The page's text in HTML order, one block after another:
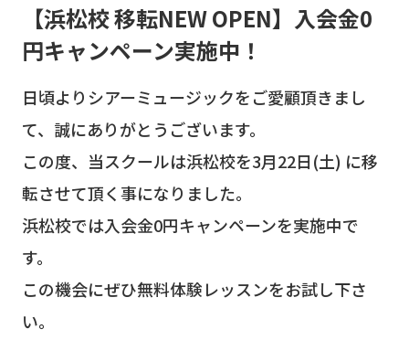
【浜松校 移転NEW OPEN】入会金0
円キャンペーン実施中！
日頃よりシアーミュージックをご愛顧頂きまし
て、誠にありがとうございます。
この度、当スクールは浜松校を3月22日(土) に移
転させて頂く事になりました。
浜松校では入会金0円キャンペーンを実施中で
す。
この機会にぜひ無料体験レッスンをお試し下さ
い。